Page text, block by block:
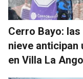
Cerro Bayo:
nieve anticipan
en Villa La